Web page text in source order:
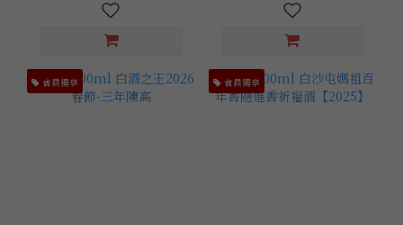
會員獨享 會員獨享